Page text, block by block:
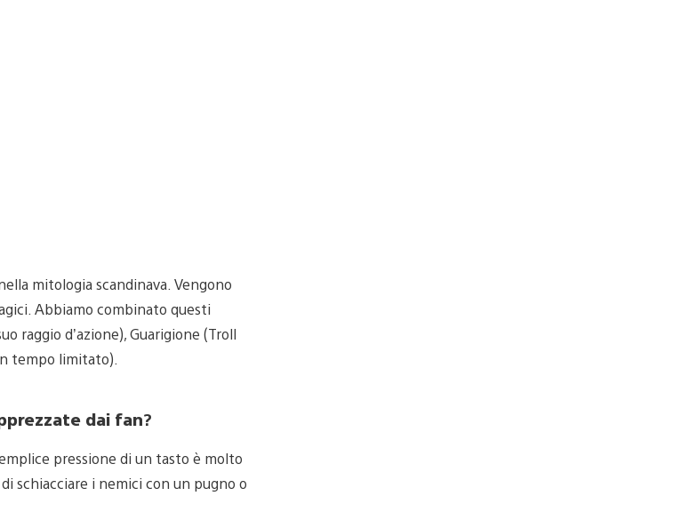
mitologia scandinava. Vengono
Abbiamo combinato questi
raggio d’azione), Guarigione (Troll
tempo limitato).
dai fan?
pressione di un tasto è molto
schiacciare i nemici con un pugno o